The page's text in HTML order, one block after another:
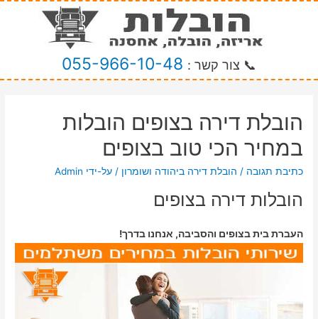
📞 צור קשר : 055-966-10-48
הובלת דירה בצופים הובלות
במחיר הכי טוב בצופים
כתיבת תגובה / הובלת דירה ביהודה ושומרון / על-ידי Admin
הובלות דירה בצופים
העברת בית בצופים והסביבה, אנחנו בדרך!